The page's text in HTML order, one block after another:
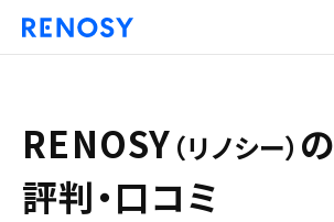
RENOSY （リノシー） の
評判・口コミ